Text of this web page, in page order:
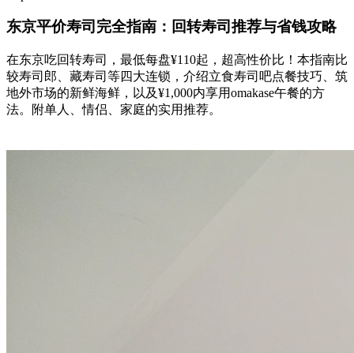
东京平价寿司完全指南：回转寿司推荐与省钱攻略
在东京吃回转寿司，最低每盘¥110起，超高性价比！本指南比
较寿司郎、藏寿司等四大连锁，介绍立食寿司吧点餐技巧、筑
地外市场的新鲜海鲜，以及¥1,000内享用omakase午餐的方
法。附单人、情侣、家庭的实用推荐。